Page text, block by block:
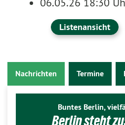
Listenansicht
Nachrichten Termine
Buntes Berlin,
Berlin steht